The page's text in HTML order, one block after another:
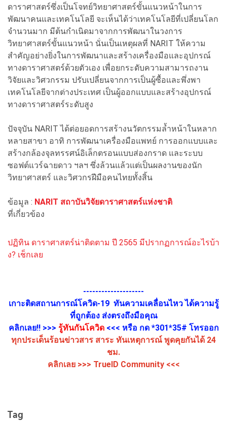
ดาราศาสตร์ซึ่งเป็นโจทย์วิทยาศาสตร์ขั้นแนวหน้าในการ
พัฒนาคนและเทคโนโลยี จะเห็นได้ว่าเทคโนโลยีที่เปลี่ยนโลก
จำนวนมาก มีต้นกำเนิดมาจากการพัฒนาในวงการ
วิทยาศาสตร์ขั้นแนวหน้า นั่นเป็นเหตุผลที่ NARIT ให้ความ
สำคัญอย่างยิ่งในการพัฒนาและสร้างเครื่องมือและอุปกรณ์
ทางดาราศาสตร์ด้วยตัวเอง เพื่อยกระดับความสามารถงาน
วิจัยและวิศวกรรม ปรับเปลี่ยนจากการเป็นผู้ซื้อและพึ่งพา
เทคโนโลยีจากต่างประเทศ เป็นผู้ออกแบบและสร้างอุปกรณ์
ทางดาราศาสตร์ระดับสูง
ปัจจุบัน NARIT ได้ต่อยอดการสร้างนวัตกรรมล้ำหน้าในหลาก
หลายสาขา อาทิ การพัฒนาเครื่องมือแพทย์ การออกแบบและ
สร้างกล้องจุลทรรศน์อิเล็กตรอนแบบส่องกราด และระบบ
ซอฟต์แวร์ฉายดาว ฯลฯ ซึ่งล้วนแล้วแต่เป็นผลงานของนัก
วิทยาศาสตร์ และวิศวกรฝีมือคนไทยทั้งสิ้น
ข้อมูล : NARIT สถาบันวิจัยดาราศาสตร์แห่งชาติ
ที่เกี่ยวข้อง
ปฏิทิน ดาราศาสตร์น่าติดตาม ปี 2565 มีปรากฏการณ์อะไรบ้า
ง? เช็กเลย
--------------------
เกาะติดสถานการณ์โควิด-19 ทันความเคลื่อนไหว ได้ความรู้
ที่ถูกต้อง ส่งตรงถึงมือคุณ
คลิกเลย!! >>> รู้ทันกันโควิด<<< หรือ กด *301*35# โทรออก
ทุกประเด็นร้อนข่าวสาร สาระ ทันเหตุการณ์ พูดคุยกันได้ 24
ชม.
คลิกเลย >>> TrueID Community<<<
Tag